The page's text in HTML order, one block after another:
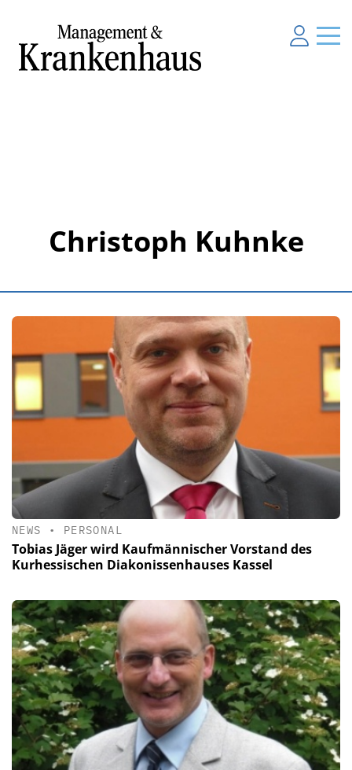
Christoph Kuhnke
NEWS • PERSONAL
Tobias Jäger wird Kaufmännischer Vorstand des
Kurhessischen Diakonissenhauses Kassel